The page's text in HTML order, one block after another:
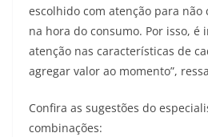
escolhido com atenção para
na hora do consumo. Por isso,
atenção nas características de
agregar valor ao momento”,
Confira as sugestões do
combinações: